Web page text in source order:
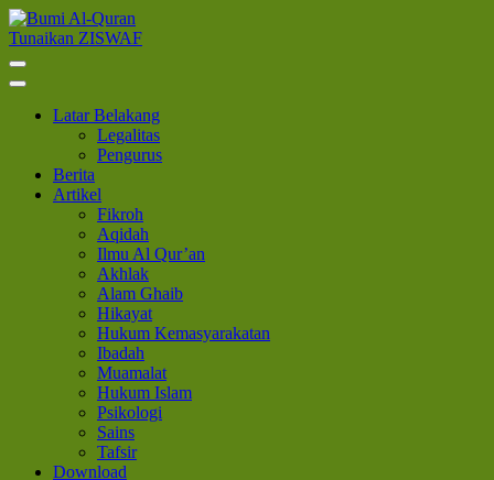
Lompat
ke
konten
(Tekan
Tunaikan ZISWAF
Latar Belakang
Legalitas
Pengurus
Berita
Artikel
Fikroh
Aqidah
Ilmu Al Qur’an
Akhlak
Alam Ghaib
Hikayat
Hukum Kemasyarakatan
Ibadah
Muamalat
Hukum Islam
Psikologi
Sains
Tafsir
Download